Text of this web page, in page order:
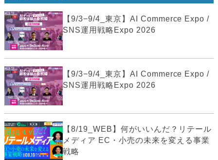
【9/3−9/4_東京】AI Commerce Expo /
SNS運用戦略Expo 2026
【9/3−9/4_東京】AI Commerce Expo /
SNS運用戦略Expo 2026
【8/19_WEB】何がいいんだ？リテール
メディア EC・小売の未来を変える事業
戦略